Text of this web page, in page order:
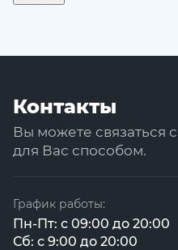
Контакты
Вы можете
для Вас способом.
График работы:
Пн-Пт: с 09:00 до 20:00
Сб: с 9:00 до 20:00